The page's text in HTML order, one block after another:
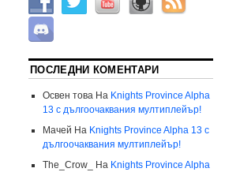
ПОСЛЕДНИ КОМЕНТАРИ
Освен това На Knights Province Alpha
13 с дългоочаквания мултиплейър!
Мачей На Knights Province Alpha 13 с
дългоочаквания мултиплейър!
The_Crow_
На Knights Province Alpha